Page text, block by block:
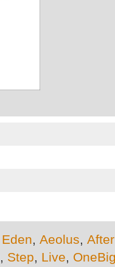
Eden,Aeolus,
, Step, Live,